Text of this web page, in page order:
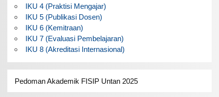
IKU 4 (Praktisi Mengajar)
IKU 5 (Publikasi Dosen)
IKU 6 (Kemitraan)
IKU 7 (Evaluasi Pembelajaran)
IKU 8 (Akreditasi Internasional)
Pedoman Akademik FISIP Untan 2025